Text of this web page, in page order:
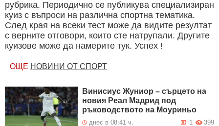
рубрика. Периодично се публикува специализиран
куиз с въпроси на различна спортна тематика.
След края на всеки тест може да видите резултат
с верните отговори, които сте натрупали. Другите
куизове може да намерите тук. Успех !
ОЩЕ НОВИНИ ОТ СПОРТ
Винисиус Жуниор – сърцето на
новия Реал Мадрид под
ръководството на Моуриньо
днес в 08:41 ч. 399
1